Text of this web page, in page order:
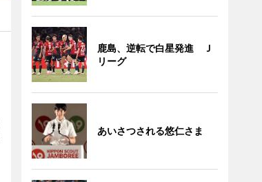
鹿島、逆転で白星発進 Ｊ
リーグ
あいさつされる悠仁さま